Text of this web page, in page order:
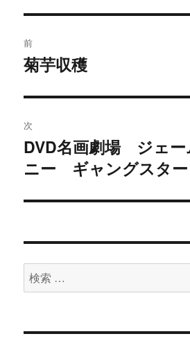
稿
ビ
ゲ
ー
シ
ン
前
過
の
投
稿:
菊芋収穫
次
次
の
稿:
DVD名画劇場 ジェー
ニー ギャングスター
検
索
象: